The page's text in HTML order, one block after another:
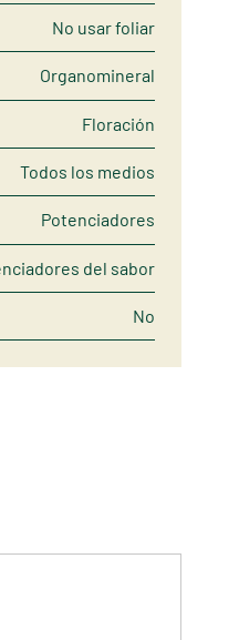
No usar foliar
Organomineral
Floración
Todos los medios
Potenciadores
del sabor
No